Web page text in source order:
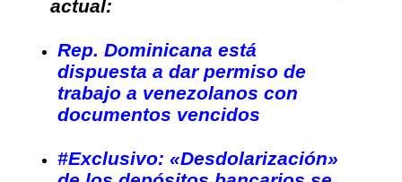
actual:
Rep. Dominicana está
dispuesta a dar permiso de
trabajo a venezolanos con
documentos vencidos
#Exclusivo: «Desdolarización»